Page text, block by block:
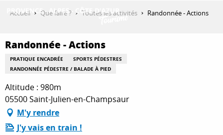
principal
DÉCOUVRIR
QUE FAIRE ?
SÉJOURNER
Accueil Que faire ? Toutes les activités Randonnée - Actions
Randonnée - Actions
PRATIQUE ENCADRÉE
SPORTS PÉDESTRES
RANDONNÉE PÉDESTRE / BALADE À PIED
Altitude : 980m
05500 Saint-Julien-en-Champsaur
M'y rendre
J'y vais en train !